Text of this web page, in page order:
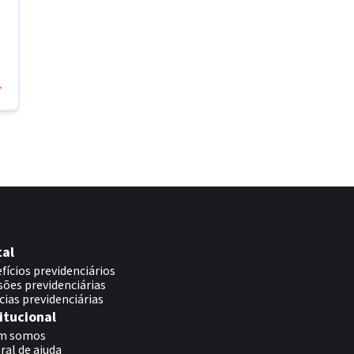
previdenciários
previdenciárias
previdenciárias
somos
de ajuda